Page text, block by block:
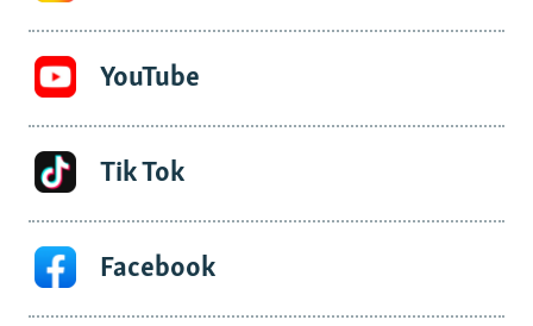
YouTube
Tik Tok
Facebook